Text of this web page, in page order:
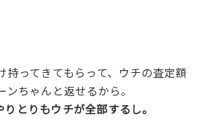
持ってきてもらって、ウチの査定額
ちゃんと返せるから。
とりもウチが全部するし。